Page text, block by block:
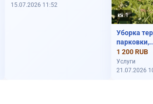
Ищу
15.07.2026 11:52
📸 1
Уборка
1 200 RUB
Услуги
21.07.2026